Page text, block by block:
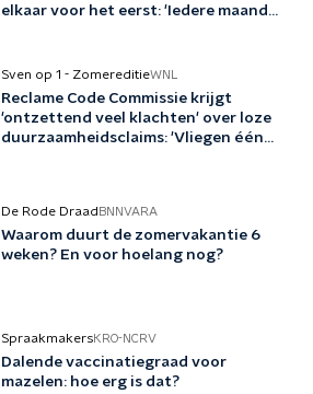
elkaar voor het eerst: 'Iedere maand
Sven op 1 - ZomereditieWNL
Reclame Code Commissie krijgt
'ontzettend veel klachten' over loze
duurzaamheidsclaims: 'Vliegen één
De Rode Draad BNNVARA
Waarom duurt de zomervakantie 6
weken? En voor hoelang nog?
SpraakmakersKRO-NCRV
Dalende vaccinatiegraad voor
mazelen: hoe erg is dat?